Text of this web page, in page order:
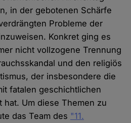
in der gebotenen Schärfe
Probleme der
Konkret ging es
nicht vollzogene Trennung
und den religiös
der insbesondere die
fatalen geschichtlichen
hat. Um diese Themen zu
das Team des "11.